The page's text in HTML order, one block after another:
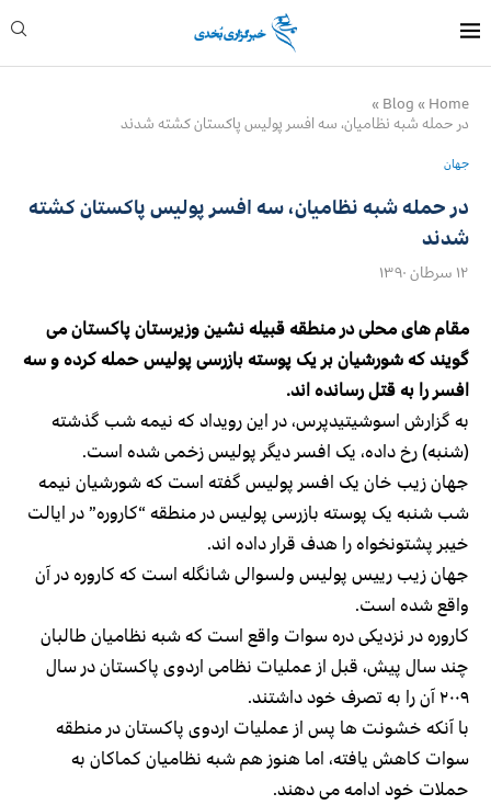
Home
»
Blog
»
در حمله شبه نظامیان، سه افسر پولیس پاکستان کشته شدند
جهان
در حمله شبه نظامیان، سه افسر پولیس پاکستان کشته
شدند
۱۲ سرطان ۱۳۹۰
مقام های محلی در منطقه قبیله نشین وزیرستان پاکستان می
گویند که شورشیان بر یک پوسته بازرسی پولیس حمله کرده و سه
افسر را به قتل رسانده اند.
به گزارش اسوشیتیدپرس، در این رویداد که نیمه شب گذشته
(شنبه) رخ داده، یک افسر دیگر پولیس زخمی شده است.
جهان زیب خان یک افسر پولیس گفته است که شورشیان نیمه
شب شنبه یک پوسته بازرسی پولیس در منطقه “کاروره” در ایالت
خیبر پشتونخواه را هدف قرار داده اند.
جهان زیب رییس پولیس ولسوالی شانگله است که کاروره در آن
واقع شده است.
کاروره در نزدیکی دره سوات واقع است که شبه نظامیان طالبان
چند سال پیش، قبل از عملیات نظامی اردوی پاکستان در سال
۲۰۰۹ آن را به تصرف خود داشتند.
با آنکه خشونت ها پس از عملیات اردوی پاکستان در منطقه
سوات کاهش یافته، اما هنوز هم شبه نظامیان کماکان به
حملات خود ادامه می دهند.